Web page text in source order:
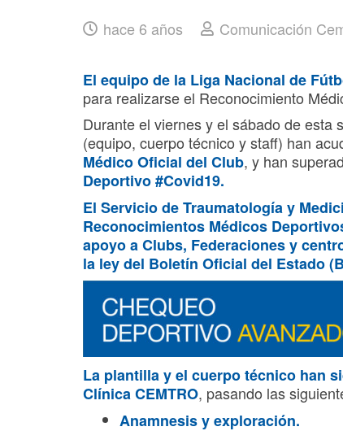
hace 6 años Comunicación
El equipo de la Liga Nacional de
para realizarse el Reconocimiento
Durante el viernes y el sábado de esta
(equipo, cuerpo técnico y staff) han
Médico Oficial del Club, y han
Deportivo #Covid19.
El Servicio de Traumatología y
Reconocimientos Médicos
apoyo a Clubs, Federaciones y
la ley del Boletín Oficial del Estado
La plantilla y el cuerpo técnico han
Clínica CEMTRO, pasando las
Anamnesis y exploración.